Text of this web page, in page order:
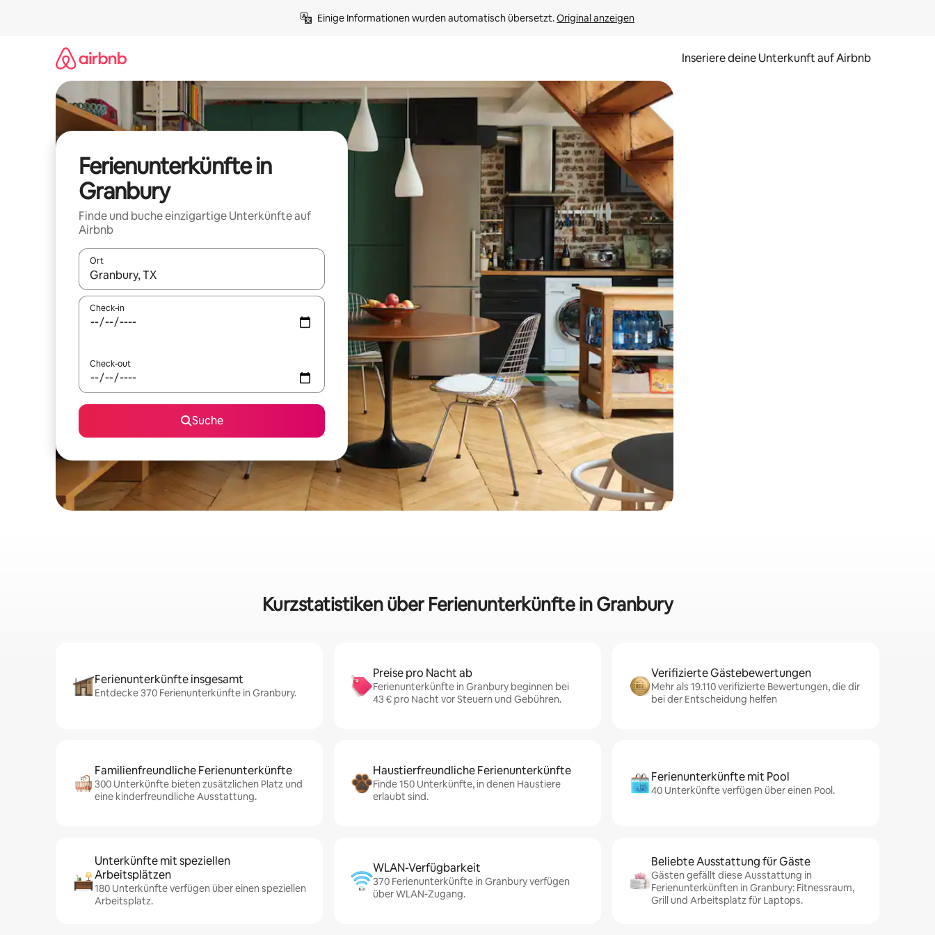
Einige Informationen wurden automatisch übersetzt. Original anzeigen
Inseriere deine Unterkunft auf Airbnb
Ferienunterkünfte in
Granbury
Finde und buche einzigartige Unterkünfte auf
Airbnb
Ort
Wenn Ergebnisse verfügbar sind, navigiere mit den Pfeiltasten nach oben und unten oder erkunde die Ergebnisse durch Berühren oder Wischgesten.
Check-in
Check-out
Suche
Kurzstatistiken über Ferienunterkünfte in Granbury
Ferienunterkünfte insgesamt
Entdecke 370 Ferienunterkünfte in Granbury.
Preise pro Nacht ab
Ferienunterkünfte in Granbury beginnen bei
43 € pro Nacht vor Steuern und Gebühren.
Verifizierte Gästebewertungen
Mehr als 19.110 verifizierte Bewertungen, die dir
bei der Entscheidung helfen
Familienfreundliche Ferienunterkünfte
300 Unterkünfte bieten zusätzlichen Platz und
eine kinderfreundliche Ausstattung.
Haustierfreundliche Ferienunterkünfte
Finde 150 Unterkünfte, in denen Haustiere
erlaubt sind.
Ferienunterkünfte mit Pool
40 Unterkünfte verfügen über einen Pool.
Unterkünfte mit speziellen
Arbeitsplätzen
180 Unterkünfte verfügen über einen speziellen
Arbeitsplatz.
WLAN-Verfügbarkeit
370 Ferienunterkünfte in Granbury verfügen
über WLAN-Zugang.
Beliebte Ausstattung für Gäste
Gästen gefällt diese Ausstattung in
Ferienunterkünften in Granbury: Fitnessraum,
Grill und Arbeitsplatz für Laptops.